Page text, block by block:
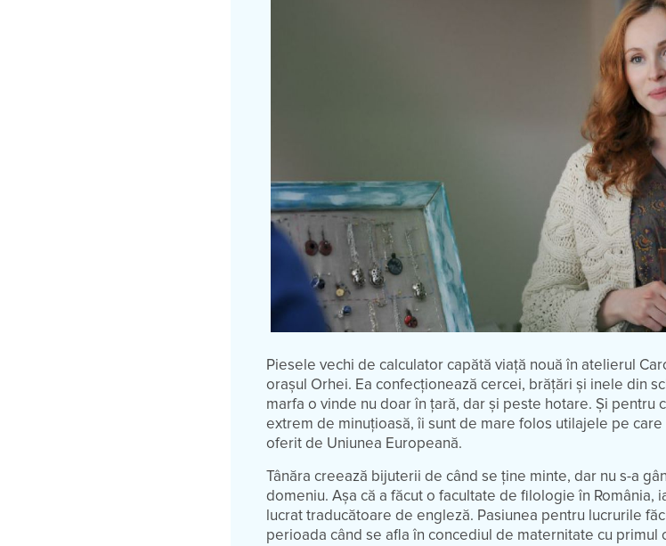
Piesele vechi de calculator capătă viață nouă în atelierul
orașul Orhei. Ea confecționează cercei, brățări și inele din
marfa o vinde nu doar în țară, dar și peste hotare. Și pentru
extrem de minuțioasă, îi sunt de mare folos utilajele pe
oferit de Uniunea Europeană.
Tânăra creează bijuterii de când se ține minte, dar nu s-a
domeniu. Așa că a făcut o facultate de filologie în România,
lucrat traducătoare de engleză. Pasiunea pentru lucrurile
perioada când se afla în concediul de maternitate cu primul